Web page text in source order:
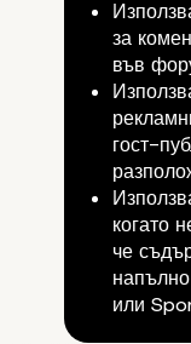
за
във
гост-
когато
че
или